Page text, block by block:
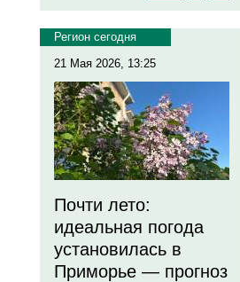
Регион сегодня
21 Мая 2026, 13:25
Почти лето:
идеальная погода
установилась в
Приморье — прогноз